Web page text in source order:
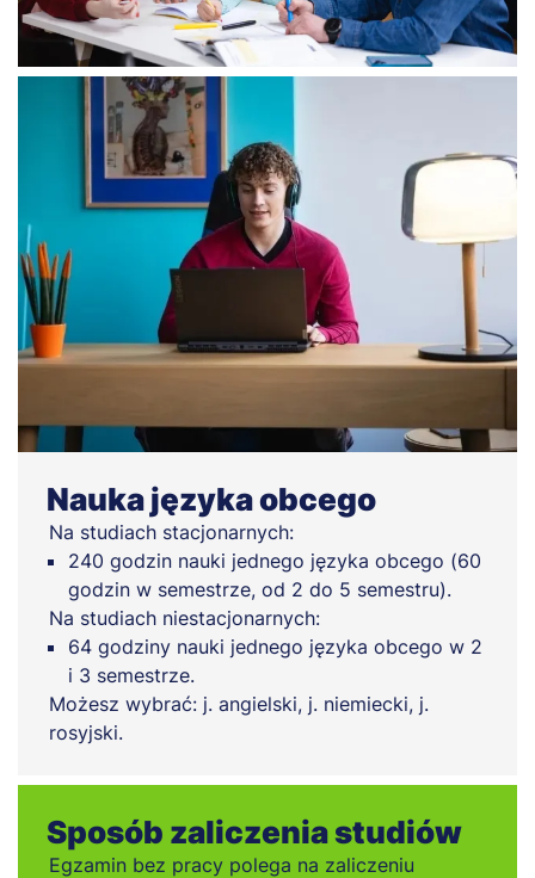
Nauka języka obcego
Na studiach stacjonarnych:
240 godzin nauki jednego języka obcego (60
godzin w semestrze, od 2 do 5 semestru).
Na studiach niestacjonarnych:
64 godziny nauki jednego języka obcego w 2
i 3 semestrze.
Możesz wybrać: j. angielski, j. niemiecki, j.
rosyjski.
Sposób zaliczenia studiów
Egzamin bez pracy polega na zaliczeniu